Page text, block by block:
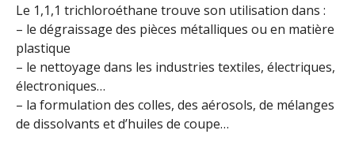
Le 1,1,1 trichloroéthane trouve son utilisation dans :
– le dégraissage des pièces métalliques ou en matière
plastique
– le nettoyage dans les industries textiles, électriques,
électroniques…
– la formulation des colles, des aérosols, de mélanges
de dissolvants et d’huiles de coupe…